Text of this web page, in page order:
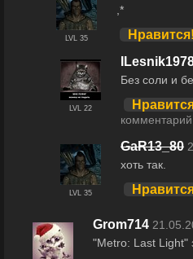
LVL 35
,*
Нравится!
LVL 22
Без соли и
комментарий
LVL 35
GaR13_80
хоть так.
Grom714
"Metro: Last Light"